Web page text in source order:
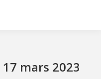
17 mars 2023